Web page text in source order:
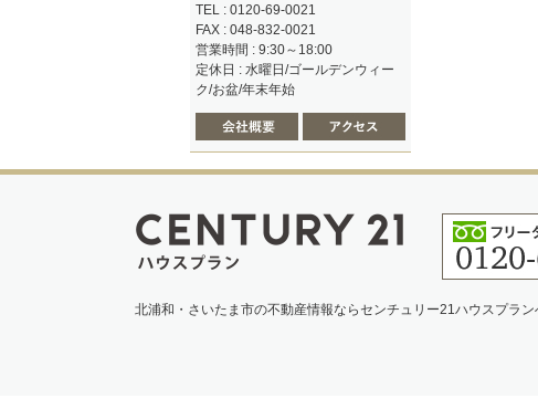
TEL : 0120-69-0021
FAX : 048-832-0021
営業時間 : 9:30～18:00
定休日 : 水曜日/ゴールデンウィー
ク/お盆/年末年始
北浦和・さいたま市の不動産情報ならセンチュリー21ハウスプラン